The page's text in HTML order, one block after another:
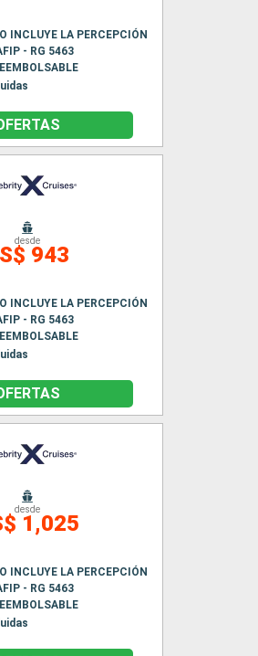
INCLUYE LA PERCEPCIÓN
- RG 5463
desde
943
INCLUYE LA PERCEPCIÓN
- RG 5463
desde
1,025
INCLUYE LA PERCEPCIÓN
- RG 5463